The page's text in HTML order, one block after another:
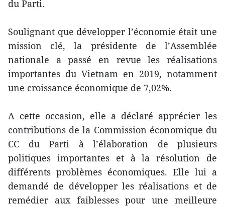
du Parti.
Soulignant que développer l’économie était une
mission clé, la présidente de l’Assemblée
nationale a passé en revue les réalisations
importantes du Vietnam en 2019, notamment
une croissance économique de 7,02%.
A cette occasion, elle a déclaré apprécier les
contributions de la Commission économique du
CC du Parti à l’élaboration de plusieurs
politiques importantes et à la résolution de
différents problèmes économiques. Elle lui a
demandé de développer les réalisations et de
remédier aux faiblesses pour une meilleure